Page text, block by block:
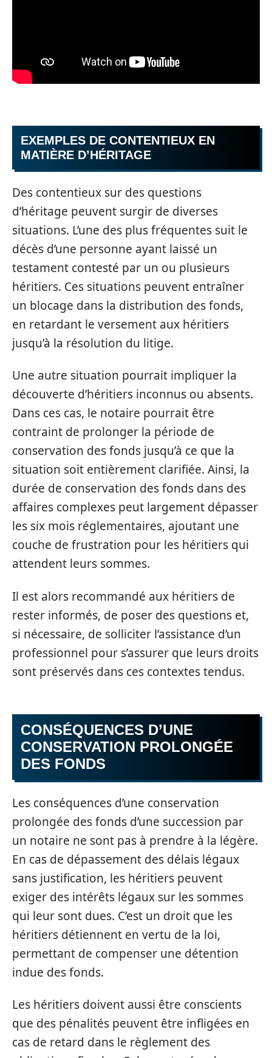
EXEMPLES DE CONTENTIEUX EN
MATIÈRE D’HÉRITAGE
Des contentieux sur des questions
d’héritage peuvent surgir de diverses
situations. L’une des plus fréquentes suit le
décès d’une personne ayant laissé un
testament contesté par un ou plusieurs
héritiers. Ces situations peuvent entraîner
un blocage dans la distribution des fonds,
en retardant le versement aux héritiers
jusqu’à la résolution du litige.
Une autre situation pourrait impliquer la
découverte d’héritiers inconnus ou absents.
Dans ces cas, le notaire pourrait être
contraint de prolonger la période de
conservation des fonds jusqu’à ce que la
situation soit entièrement clarifiée. Ainsi, la
durée de conservation des fonds dans des
affaires complexes peut largement dépasser
les six mois réglementaires, ajoutant une
couche de frustration pour les héritiers qui
attendent leurs sommes.
Il est alors recommandé aux héritiers de
rester informés, de poser des questions et,
si nécessaire, de solliciter l’assistance d’un
professionnel pour s’assurer que leurs droits
sont préservés dans ces contextes tendus.
CONSÉQUENCES D’UNE
CONSERVATION PROLONGÉE
DES FONDS
Les conséquences d’une conservation
prolongée des fonds d’une succession par
un notaire ne sont pas à prendre à la légère.
En cas de dépassement des délais légaux
sans justification, les héritiers peuvent
exiger des intérêts légaux sur les sommes
qui leur sont dues. C’est un droit que les
héritiers détiennent en vertu de la loi,
permettant de compenser une détention
indue des fonds.
Les héritiers doivent aussi être conscients
que des pénalités peuvent être infligées en
cas de retard dans le règlement des